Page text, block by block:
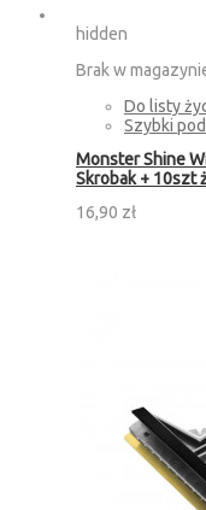
hidden
Brak w
Do listy
Szybki
Monster Shine
Skrobak + 10szt
16,90 zł